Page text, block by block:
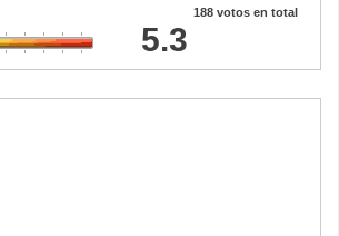
188 votos en total
5.3